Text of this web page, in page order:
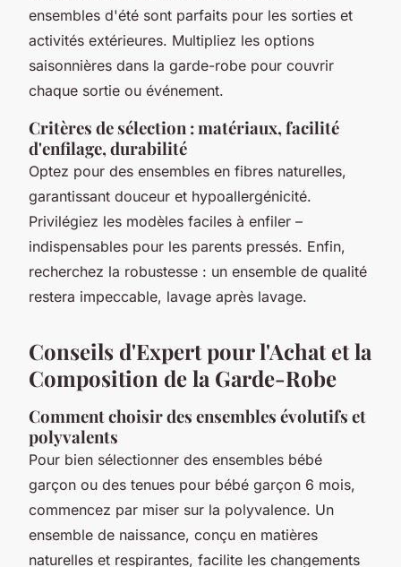
ensembles d'été sont parfaits pour les sorties et
activités extérieures. Multipliez les options
saisonnières dans la garde-robe pour couvrir
chaque sortie ou événement.
Critères de sélection : matériaux, facilité
d'enfilage, durabilité
Optez pour des ensembles en fibres naturelles,
garantissant douceur et hypoallergénicité.
Privilégiez les modèles faciles à enfiler –
indispensables pour les parents pressés. Enfin,
recherchez la robustesse : un ensemble de qualité
restera impeccable, lavage après lavage.
Conseils d'Expert pour l'Achat et la
Composition de la Garde-Robe
Comment choisir des ensembles évolutifs et
polyvalents
Pour bien sélectionner des ensembles bébé
garçon ou des tenues pour bébé garçon 6 mois,
commencez par miser sur la polyvalence. Un
ensemble de naissance, conçu en matières
naturelles et respirantes, facilite les changements